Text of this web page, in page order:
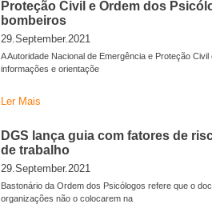
Proteção Civil e Ordem dos
bombeiros
29.September.2021
A Autoridade Nacional de Emergência e Proteção
informações e orientaçõe
Ler Mais
DGS lança guia com fatores de
de trabalho
29.September.2021
Bastonário da Ordem dos Psicólogos refere que o
organizações não o colocarem na